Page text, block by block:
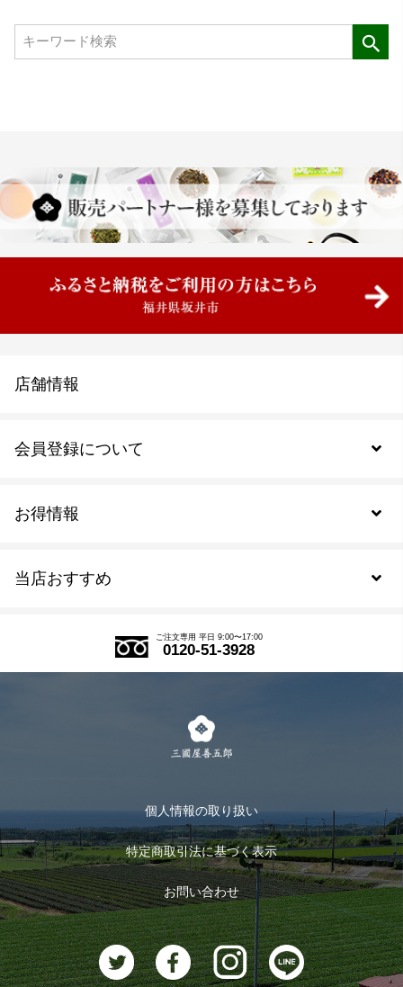
当店おすすめ
式部の香りシリーズ
お茶のギフト
おすすめのお茶
お茶に合うスイーツ
お得情報
会員登録について
会員規約について
ログイン
ログアウト
店舗情報
ご注文専用 平日 9:00〜17:00
0120-51-3928
個人情報の取り扱い
特定商取引法に基づく表示
お問い合わせ